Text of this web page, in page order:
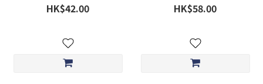
HK$42.00 HK$58.00